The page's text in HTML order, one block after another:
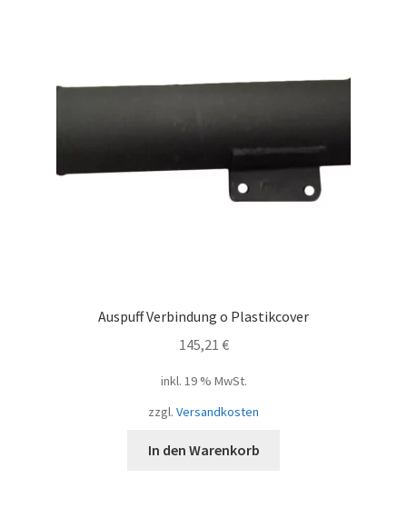
Auspuff Verbindung o Plastikcover
145,21 €
inkl. 19 % MwSt.
zzgl. Versandkosten
In den Warenkorb